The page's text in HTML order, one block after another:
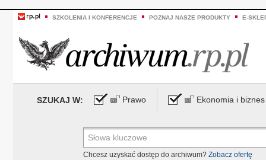
SZKOLENIA I KONFERENCJE POZNAJ NASZE PRODUKTY E-
SZUKAJ W: Prawo Ekonomia i biznes
Chcesz uzyskać dostęp do archiwum? Zobacz ofertę